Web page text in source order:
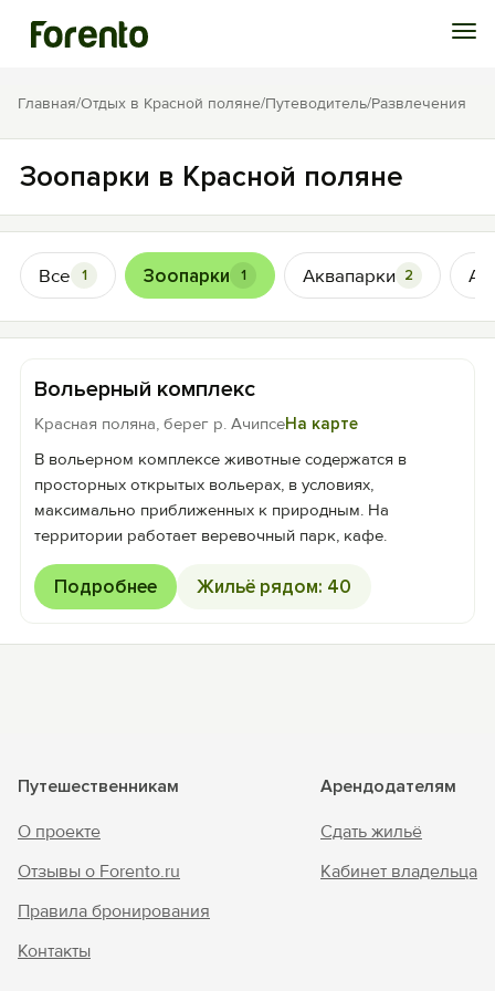
Войти
История просмотра
Добавить свой объект
Главная/Отдых в Красной поляне/Путеводитель/Развлечения
Зоопарки в Красной поляне
Все 1 Зоопарки 1 Аквапарки 2
Вольерный комплекс
Красная поляна, берег р. АчипсеНа карте
В вольерном комплексе животные содержатся в
просторных открытых вольерах, в условиях,
максимально приближенных к природным. На
территории работает веревочный парк, кафе.
Подробнее Жильё рядом: 40
Путешественникам
О проекте
Отзывы о Forento.ru
Правила бронирования
Контакты
Арендодателям
Сдать жильё
Кабинет владельца